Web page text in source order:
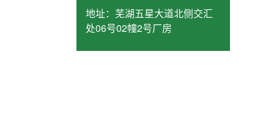
地址： 芜湖五星大道北侧交汇
处06号02幢2号厂房